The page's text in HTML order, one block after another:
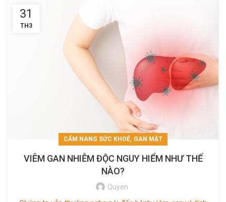
31
TH3
CẨM NANG SỨC KHOẺ, GAN MẬT
VIÊM GAN NHIỄM ĐỘC NGUY HIỂM NHƯ THẾ
NÀO?
Quyen